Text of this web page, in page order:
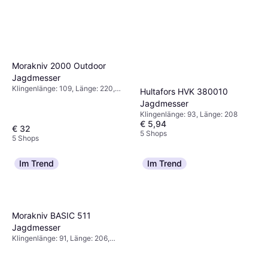
Morakniv 2000 Outdoor
Jagdmesser
Klingenlänge: 109, Länge: 220,
€ 32
5 Shops
Hultafors HVK 380010
Jagdmesser
Klingenlänge: 93, Länge: 208
€ 5,94
5 Shops
Im Trend
Morakniv BASIC 511
Jagdmesser
Klingenlänge: 91, Länge: 206,
Im Trend